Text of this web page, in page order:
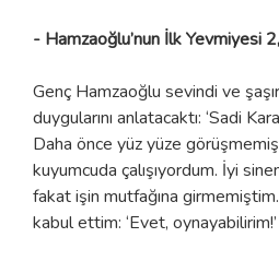
- Hamzaoğlu’nun İlk Yevmiyesi
Genç Hamzaoğlu sevindi ve
duygularını anlatacaktı: ‘Sadi
Daha önce yüz yüze
kuyumcuda çalışıyordum. İyi
fakat işin mutfağına
kabul ettim: ‘Evet, oynayabilirim!’